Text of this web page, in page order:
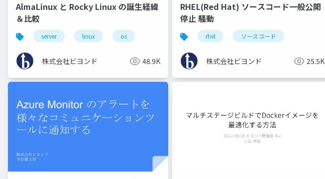
AlmaLinux と Rocky Linux の誕生経緯
＆比較
server linux os
株式会社ビヨンド 48.9K
RHEL(Red Hat) ソースコード一般公開
停止 騒動
rhel ソースコード
株式会社ビヨンド 25.5K